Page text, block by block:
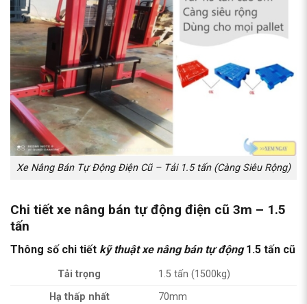
Xe Nâng Bán Tự Động Điện Cũ – Tải 1.5 tấn (Càng Siêu Rộng)
Chi tiết xe nâng bán tự động điện cũ 3m – 1.5
tấn
Thông số chi tiết kỹ thuật xe nâng bán tự động1.5 tấn cũ
Tải trọng
1.5 tấn (1500kg)
Hạ thấp nhất
70mm